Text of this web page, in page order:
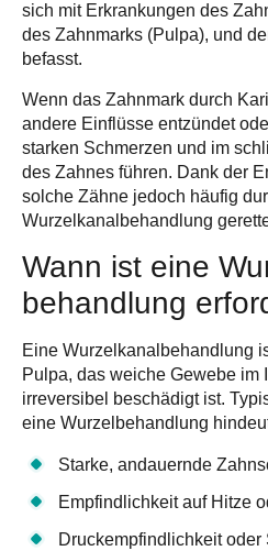
sich mit Erkrankungen des
des Zahnmarks (Pulpa), und
befasst.
Wenn das Zahnmark durch
andere Einflüsse entzündet
starken Schmerzen und im
des Zahnes führen. Dank der
solche Zähne jedoch häufig
Wurzelkanalbehandlung
Wann ist eine
behandlung
Eine Wurzelkanalbehandlung
Pulpa, das weiche Gewebe im
irreversibel beschädigtist.
eine Wurzelbehandlung
Starke, andauernde
Empfindlichkeit auf Hitze
Druckempfindlichkeit